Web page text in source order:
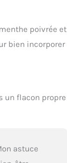
poivrée et
bien incorporer
un flacon propre
astuce